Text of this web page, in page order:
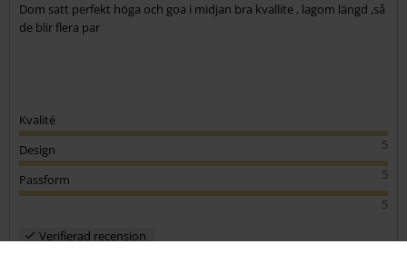
Dom satt perfekt höga och goa i midjan bra kvallite , lagom längd ,så
de blir flera par
Kvalité
5
Design
5
Passform
5
Verifierad recension